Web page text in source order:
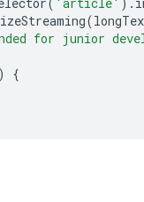
(
for junior
)
{